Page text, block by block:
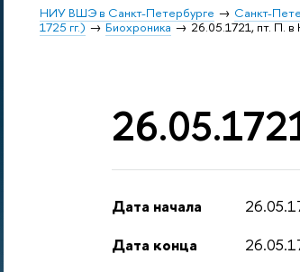
НИУ ВШЭ в Санкт-Петербурге Санкт-
1725 гг.)
Биохроника 26.05.1721, пт. П.
Дата начала
Дата конца